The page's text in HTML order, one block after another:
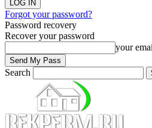
Forgot your password?
Password recovery
Recover your password
your
Search